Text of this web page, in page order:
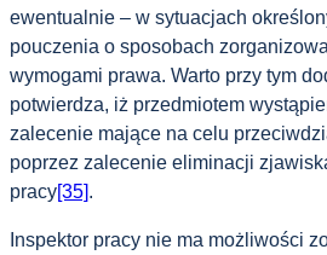
ewentualnie – w sytuacjach
pouczenia o sposobach
wymogami prawa. Warto przy tym
potwierdza, iż przedmiotem
zalecenie mające na celu
poprzez zalecenie eliminacji
pracy[35].
Inspektor pracy nie ma możliwości